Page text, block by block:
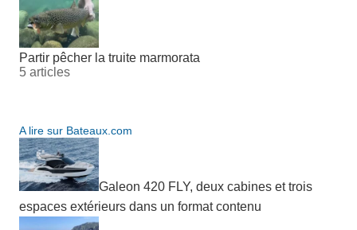
Partir pêcher la truite marmorata
5 articles
A lire sur Bateaux.com
Galeon 420 FLY, deux cabines et trois
espaces extérieurs dans un format contenu